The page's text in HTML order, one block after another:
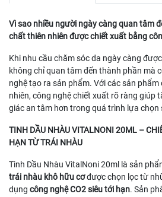
Vì sao nhiều người ngày càng quan tâm
chất thiên nhiên được chiết xuất bằng
Khi nhu cầu chăm sóc da ngày càng
không chỉ quan tâm đến thành phần mà
nghệ tạo ra sản phẩm. Với các sản
nhiên, công nghệ chiết xuất rõ ràng giúp
giác an tâm hơn trong quá trình lựa chọn
TINH DẦU NHÀU VITALNONI 20ML –
HẠN TỪ TRÁI NHÀU
Tinh Dầu Nhàu VitalNoni 20ml là sản
trái nhàu khô hữu cơđược chọn lọc từ
dụng công nghệ CO2 siêu tới hạn. Sản